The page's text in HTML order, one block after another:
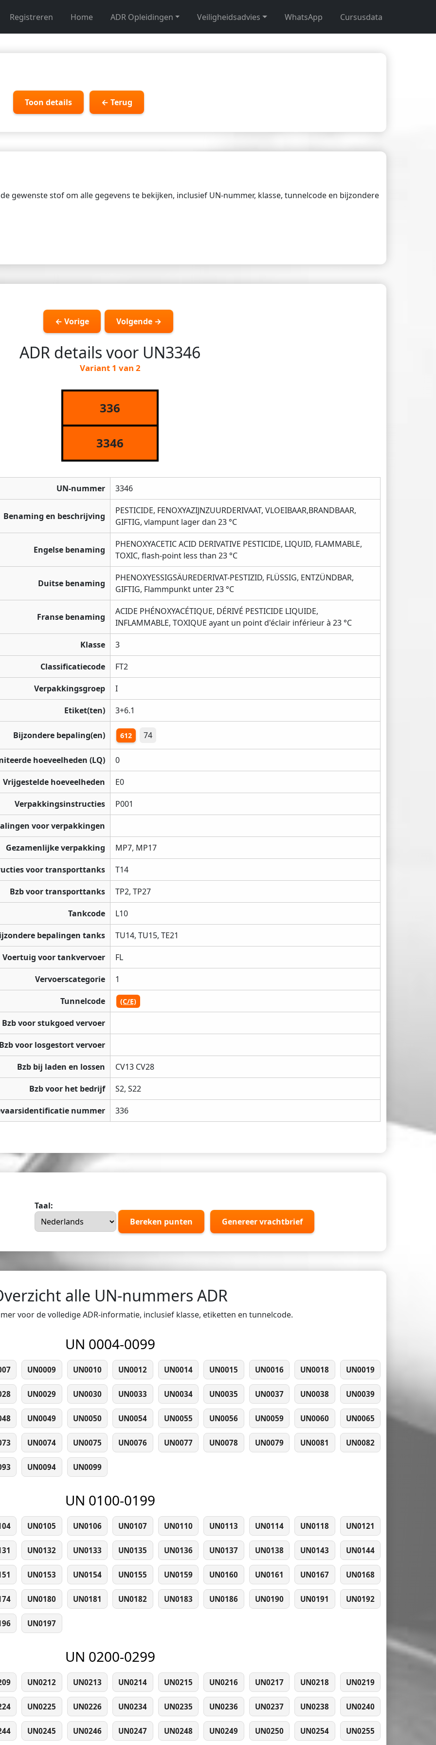
Registreren Home ADR Opleidingen Veiligheidsadvies WhatsApp Cursusdata
Toon details ← Terug
gewenste stof om alle gegevens te bekijken, inclusief UN-nummer, klasse, tunnelcode en bijzondere
← Vorige Volgende →
ADR details voor UN3346
Variant 1 van 2
336
3346
UN-nummer 3346
Benaming en beschrijving
PESTICIDE, FENOXYAZIJNZUURDERIVAAT, VLOEIBAAR,BRANDBAAR,
GIFTIG, vlampunt lager dan 23 °C
Engelse benaming
PHENOXYACETIC ACID DERIVATIVE PESTICIDE, LIQUID, FLAMMABLE,
TOXIC, flash-point less than 23 °C
Duitse benaming
PHENOXYESSIGSÄUREDERIVAT-PESTIZID, FLÜSSIG, ENTZÜNDBAR,
GIFTIG, Flammpunkt unter 23 °C
Franse benaming
ACIDE PHÉNOXYACÉTIQUE, DÉRIVÉ PESTICIDE LIQUIDE,
INFLAMMABLE, TOXIQUE ayant un point d'éclair inférieur à 23 °C
Klasse 3
Classificatiecode FT2
Verpakkingsgroep I
Etiket(ten) 3+6.1
Bijzondere bepaling(en) 612 74
hoeveelheden (LQ) 0
Vrijgestelde hoeveelheden E0
Verpakkingsinstructies P001
voor verpakkingen
Gezamenlijke verpakking MP7, MP17
voor transporttanks T14
Bzb voor transporttanks TP2, TP27
Tankcode L10
bepalingen tanks TU14, TU15, TE21
Voertuig voor tankvervoer FL
Vervoerscategorie 1
Tunnelcode (C/E)
Bzb voor stukgoed vervoer
voor losgestort vervoer
Bzb bij laden en lossen CV13 CV28
Bzb voor het bedrijf S2, S22
nummer 336
Taal:
Bereken punten
Genereer vrachtbrief
alle UN-nummers ADR
voor de volledige ADR-informatie, inclusief klasse, etiketten en tunnelcode.
UN 0004-0099
UN0009 UN0010 UN0012 UN0014 UN0015 UN0016 UN0018 UN0019
UN0029 UN0030 UN0033 UN0034 UN0035 UN0037 UN0038 UN0039
UN0049 UN0050 UN0054 UN0055 UN0056 UN0059 UN0060 UN0065
UN0074 UN0075 UN0076 UN0077 UN0078 UN0079 UN0081 UN0082
UN0094 UN0099
UN 0100-0199
UN0105 UN0106 UN0107 UN0110 UN0113 UN0114 UN0118 UN0121
UN0132 UN0133 UN0135 UN0136 UN0137 UN0138 UN0143 UN0144
UN0153 UN0154 UN0155 UN0159 UN0160 UN0161 UN0167 UN0168
UN0180 UN0181 UN0182 UN0183 UN0186 UN0190 UN0191 UN0192
UN0197
UN 0200-0299
UN0212 UN0213 UN0214 UN0215 UN0216 UN0217 UN0218 UN0219
UN0225 UN0226 UN0234 UN0235 UN0236 UN0237 UN0238 UN0240
UN0245 UN0246 UN0247 UN0248 UN0249 UN0250 UN0254 UN0255